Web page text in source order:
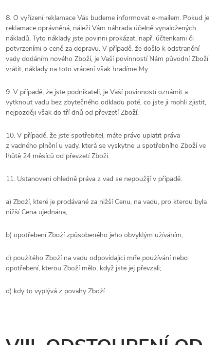
8. O vyřízení reklamace Vás budeme informovat e-mailem. Pokud je
reklamace oprávněná, náleží Vám náhrada účelně vynaložených
nákladů. Tyto náklady jste povinni prokázat, např. účtenkami či
potvrzeními o ceně za dopravu. V případě, že došlo k odstranění
vady dodáním nového Zboží, je Vaší povinností Nám původní Zboží
vrátit, náklady na toto vrácení však hradíme My.
9. V případě, že jste podnikateli, je Vaší povinností oznámit a
vytknout vadu bez zbytečného odkladu poté, co jste ji mohli zjistit,
nejpozději však do tří dnů od převzetí Zboží.
10. V případě, že jste spotřebitel, máte právo uplatit práva
z vadného plnění u vady, která se vyskytne u spotřebního Zboží ve
lhůtě 24 měsíců od převzetí Zboží.
11. Ustanovení ohledně práva z vad se nepoužijí v případě:
a) Zboží, které je prodávané za nižší Cenu, na vadu, pro kterou byla
nižší Cena ujednána;
b) opotřebení Zboží způsobeného jeho obvyklým užíváním;
c) použitého Zboží na vadu odpovídající míře používání nebo
opotřebení, kterou Zboží mělo, když jste jej převzali;
d) kdy to vyplývá z povahy Zboží.